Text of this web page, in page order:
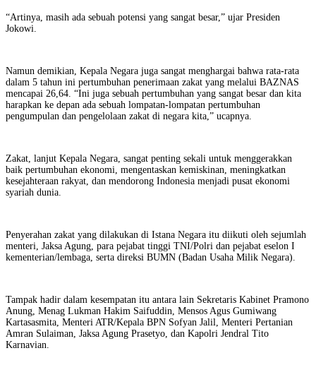
“Artinya, masih ada sebuah potensi yang sangat besar,” ujar Presiden
Jokowi.
Namun demikian, Kepala Negara juga sangat menghargai bahwa rata-rata
dalam 5 tahun ini pertumbuhan penerimaan zakat yang melalui BAZNAS
mencapai 26,64. “Ini juga sebuah pertumbuhan yang sangat besar dan kita
harapkan ke depan ada sebuah lompatan-lompatan pertumbuhan
pengumpulan dan pengelolaan zakat di negara kita,” ucapnya.
Zakat, lanjut Kepala Negara, sangat penting sekali untuk menggerakkan
baik pertumbuhan ekonomi, mengentaskan kemiskinan, meningkatkan
kesejahteraan rakyat, dan mendorong Indonesia menjadi pusat ekonomi
syariah dunia.
Penyerahan zakat yang dilakukan di Istana Negara itu diikuti oleh sejumlah
menteri, Jaksa Agung, para pejabat tinggi TNI/Polri dan pejabat eselon I
kementerian/lembaga, serta direksi BUMN (Badan Usaha Milik Negara).
Tampak hadir dalam kesempatan itu antara lain Sekretaris Kabinet Pramono
Anung, Menag Lukman Hakim Saifuddin, Mensos Agus Gumiwang
Kartasasmita, Menteri ATR/Kepala BPN Sofyan Jalil, Menteri Pertanian
Amran Sulaiman, Jaksa Agung Prasetyo, dan Kapolri Jendral Tito
Karnavian.